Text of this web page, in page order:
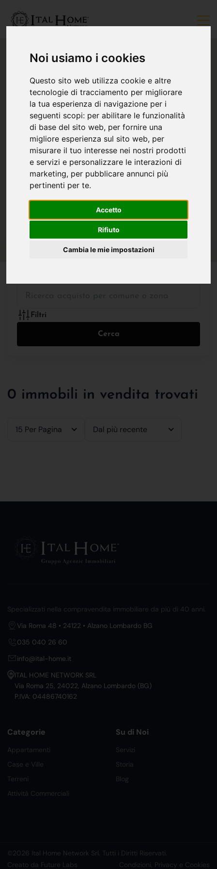
Noi usiamo i cookies
Questo sito web utilizza cookie e altre
tecnologie di tracciamento per migliorare
la tua esperienza di navigazione per i
seguenti scopi: per abilitare le funzionalità
di base del sito web, per fornire una
migliore esperienza sul sito web, per
misurare il tuo interesse nei nostri prodotti
e servizi e personalizzare le interazioni di
marketing, per pubblicare annunci più
pertinenti per te.
Accetto
Rifiuto
Cambia le mie impostazioni
Filtri
Cerca
0 immobili in vendita trovati
15 Per Pagina Dal più recente
Specializzati nella compravendita immobiliare da più di 40 anni.
Via Roma 48 • 24122 • Alzano Lombardo BG
035 040 26 60
info@ital-home.it
ITAL HOME NETWORK SRL
Via Roma 25, 24022, Alzano Lombardo (BG)
P.IVA: 04486740162
Categorie
Appartamenti
Case e Ville
Terreni
Attività Commerciali
Su di Noi
Servizi
Storia
Blog
©2026 Ital Home Network Srl. Tutti i Diritti Riservati.
Creato da Future Labs
Condizioni, Privacy e Cookies